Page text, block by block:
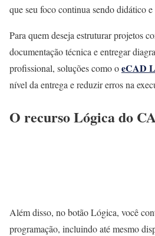
que seu foco continua sendo didático
Para quem deseja estruturar projetos
documentação técnica e entregar
profissional, soluções como oeCAD
nível da entrega e reduzir erros na
O recurso Lógica do
Além disso, no botão Lógica, você
programação, incluindo até mesmo